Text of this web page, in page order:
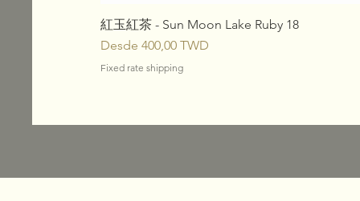
紅玉紅茶 - Sun Moon Lake Ruby 18
Desde 400,00 TWD
Precio de oferta
Fixed rate shipping